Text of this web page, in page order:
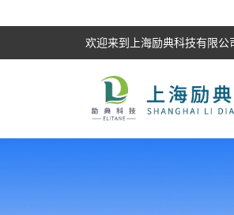
欢迎来到上海励典科技有限公